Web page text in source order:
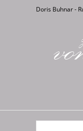
Doris Buhnar -